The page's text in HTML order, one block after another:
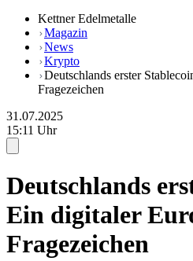
Kettner Edelmetalle
Magazin
News
Krypto
Deutschlands erster
Fragezeichen
31.07.2025
15:11 Uhr
Deutschlands
Ein digitaler
Fragezeichen